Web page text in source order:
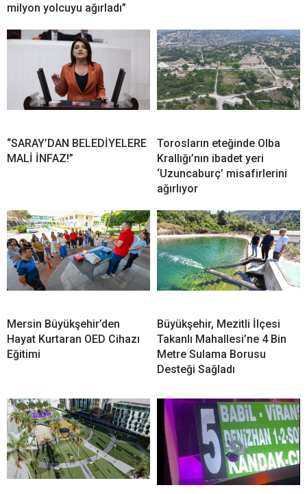
milyon yolcuyu ağırladı”
“SARAY’DAN BELEDİYELERE
MALİ İNFAZ!”
Torosların eteğinde Olba
Krallığı’nın ibadet yeri
‘Uzuncaburç’ misafirlerini
ağırlıyor
Mersin Büyükşehir’den
Hayat Kurtaran OED Cihazı
Eğitimi
Büyükşehir, Mezitli İlçesi
Takanlı Mahallesi’ne 4 Bin
Metre Sulama Borusu
Desteği Sağladı